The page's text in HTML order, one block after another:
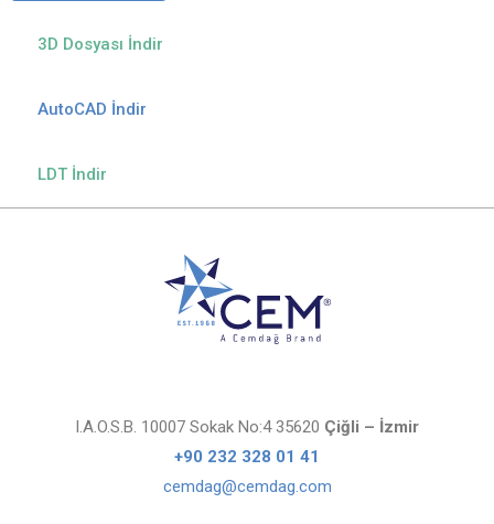
3D Dosyası İndir
AutoCAD İndir
LDT İndir
I.A.O.S.B. 10007 Sokak No:4 35620 Çiğli – İzmir
+90 232 328 01 41
cemdag@cemdag.com